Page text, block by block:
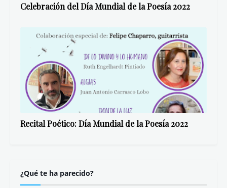
Celebración del Día Mundial de la Poesía 2022
Recital Poético: Día Mundial de la Poesía 2022
¿Qué te ha parecido?